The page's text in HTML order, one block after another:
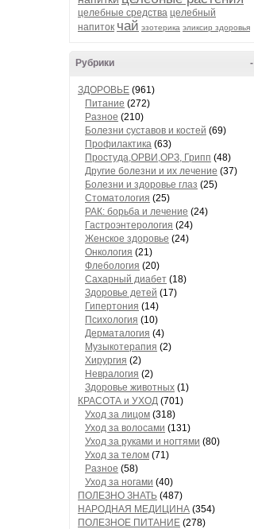
целебные средства целебный
напиток чай эзотерика эликсир здоровья
-
Рубрики
ЗДОРОВЬЕ (961)
Питание (272)
Разное (210)
Болезни суставов и костей (69)
Профилактика (63)
Простуда,ОРВИ,ОРЗ, Грипп (48)
Другие болезни и их лечение (37)
Болезни и здоровье глаз (25)
Стоматология (25)
РАК: борьба и лечение (24)
Гастроэнтерология (24)
Женское здоровье (24)
Онкология (21)
Флебология (20)
Сахарный диабет (18)
Здоровье детей (17)
Гипертония (14)
Психология (10)
Дерматалогия (4)
Музыкотерапия (2)
Хирургия (2)
Невралогия (2)
Здоровье животных (1)
КРАСОТА и УХОД (701)
Уход за лицом (318)
Уход за волосами (131)
Уход за руками и ногтями (80)
Уход за телом (71)
Разное (58)
Уход за ногами (40)
ПОЛЕЗНО ЗНАТЬ (487)
НАРОДНАЯ МЕДИЦИНА (354)
ПОЛЕЗНОЕ ПИТАНИЕ (278)